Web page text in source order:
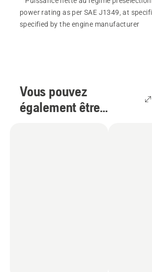
power rating as per SAE J1349, at
specified by the engine manufacturer
Vous pouvez
également être